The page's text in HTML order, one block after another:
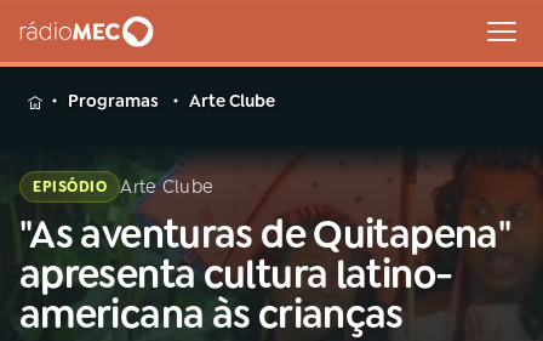
MENU
Buscar
na
Rádio
MEC
Buscar
Programas Arte Clube
EPISÓDIO Arte Clube
"As aventuras de Quitapena"
apresenta cultura latino-
americana às crianças